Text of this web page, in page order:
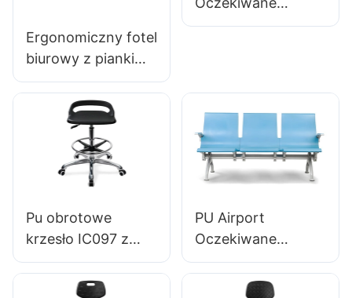
studyjne
Ergonomiczny fotel
biurowy z pianki
poliuretanowej,
formowany
fabrycznie, IC091
HEWEI SEATING
krzesła LC068
lotnisk i stacji
kolejowych
producent hewei
Pu obrotowe
krzesło IC097 z
regulacją
wysokości stabilną
PU Airport
Oczekiwane
krzesła LC068
Wygodne